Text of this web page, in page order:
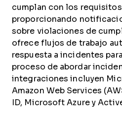
cumplan con los
proporcionando
sobre violaciones de
ofrece flujos de trabajo
respuesta a incidentes
proceso de abordar
integraciones incluyen
Amazon Web Services
ID, Microsoft Azure y